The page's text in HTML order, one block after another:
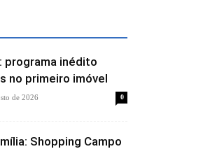
programa inédito
no primeiro imóvel
de 2026 0
Shopping Campo